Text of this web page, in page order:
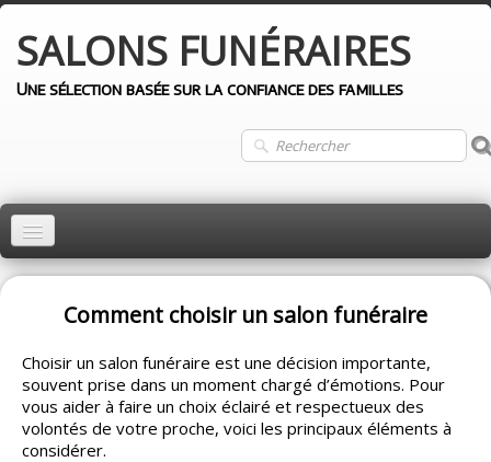
SALONS FUNÉRAIRES
Une sélection basée sur la confiance des familles
ACCUEIL
MONTRÉAL
QUÉBEC
LAVAL
LONGUEUIL
Comment choisir un salon funéraire
Choisir un salon funéraire est une décision importante,
souvent prise dans un moment chargé d’émotions. Pour
vous aider à faire un choix éclairé et respectueux des
volontés de votre proche, voici les principaux éléments à
considérer.